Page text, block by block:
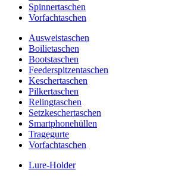
Spinnertaschen
Vorfachtaschen
Ausweistaschen
Boilietaschen
Bootstaschen
Feederspitzentaschen
Keschertaschen
Pilkertaschen
Relingtaschen
Setzkeschertaschen
Smartphonehüllen
Tragegurte
Vorfachtaschen
Lure-Holder